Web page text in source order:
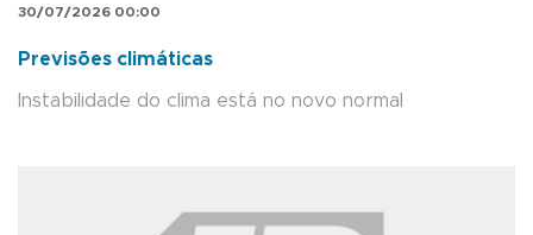
30/07/2026 00:00
Previsões climáticas
Instabilidade do clima está no novo normal